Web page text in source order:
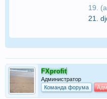
19.
21.
FXprofit
Администратор
Команда форума